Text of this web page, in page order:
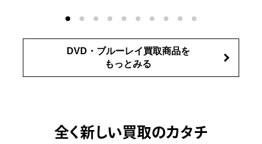
DVD・ブルーレイ買取商品を
もっとみる
全く新しい買取のカタチ